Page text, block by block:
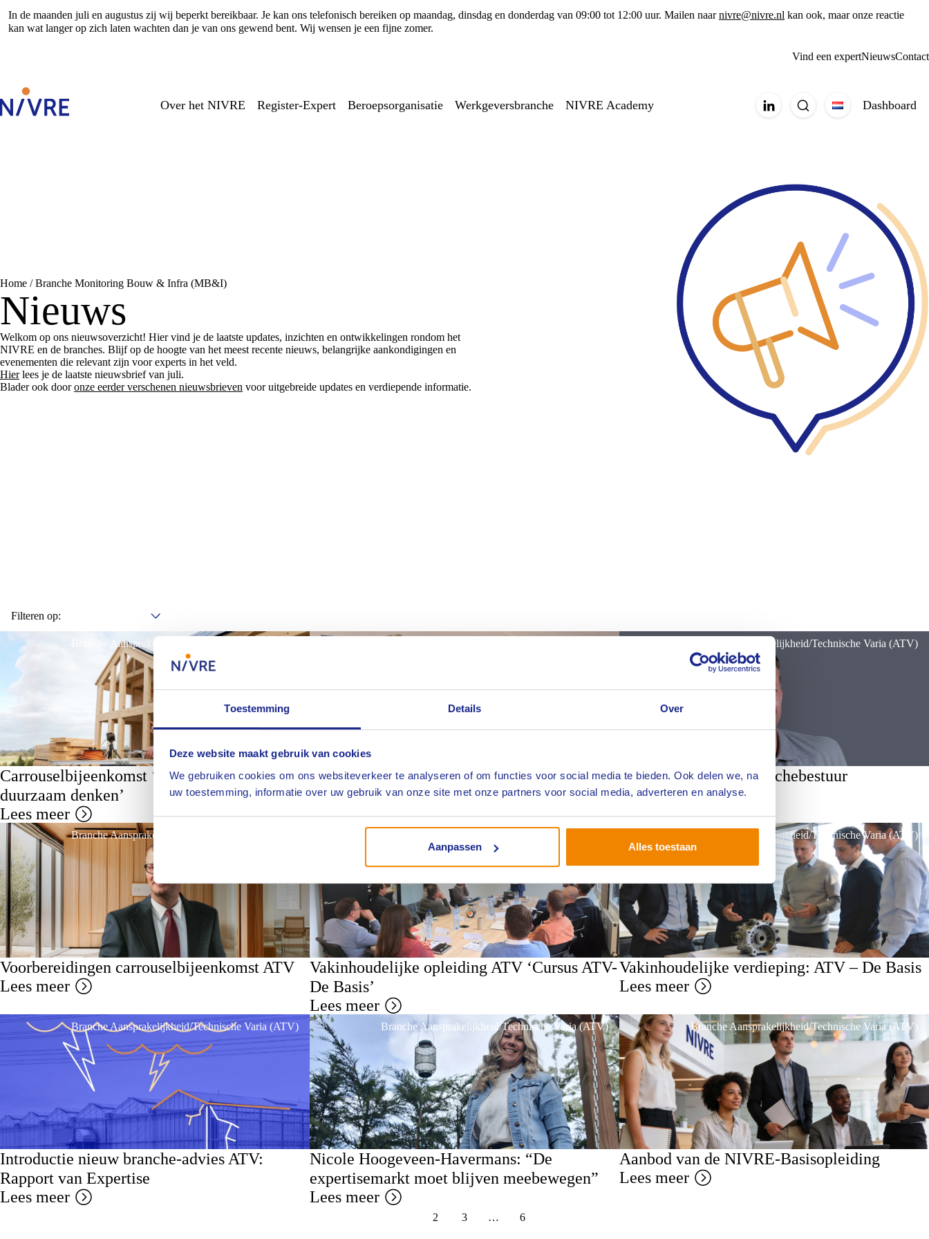
Toestemming Details Over
Deze website maakt gebruik van cookies
We gebruiken cookies om ons websiteverkeer te analyseren of om functies voor social media te bieden. Ook delen we, na
uw toestemming, informatie over uw gebruik van onze site met onze partners voor social media, adverteren en analyse.
Aanpassen Alles toestaan
In de maanden juli en augustus zij wij beperkt bereikbaar. Je kan ons telefonisch bereiken op maandag, dinsdag en donderdag van 09:00 tot 12:00 uur. Mailen naarnivre@nivre.nl kan ook, maar onze reactie
kan wat langer op zich laten wachten dan je van ons gewend bent. Wij wensen je een fijne zomer.
Vind een expertNieuwsContact
Over het NIVRE Register-Expert Beroepsorganisatie Werkgeversbranche NIVRE Academy Dashboard
Home /Branche Monitoring Bouw & Infra (MB&I)
Nieuws
Welkom op ons nieuwsoverzicht! Hier vind je de laatste updates, inzichten en ontwikkelingen rondom het
NIVRE en de branches. Blijf op de hoogte van het meest recente nieuws, belangrijke aankondigingen en
evenementen die relevant zijn voor experts in het veld.
Hierlees je de laatste nieuwsbrief van juli.
Blader ook dooronze eerder verschenen nieuwsbrieven voor uitgebreide updates en verdiepende informatie.
Filteren op:
Branche Aansprakelijkheid/Technische Varia (ATV)
Carrouselbijeenkomst ‘Slim werken,
duurzaam denken’
Lees meer
Branchebestuur in gesprek over verbinding
met de achterban
Lees meer
Branche Aansprakelijkheid/Technische Varia (ATV)
Nieuws vanuit het branchebestuur
ATV/Agrarisch MB&I
Lees meer
Branche Aansprakelijkheid/Technische Varia (ATV)
Voorbereidingen carrouselbijeenkomst ATV
Lees meer
Vakinhoudelijke opleiding ATV ‘Cursus ATV-
De Basis’
Lees meer
Branche Aansprakelijkheid/Technische Varia (ATV)
Vakinhoudelijke verdieping: ATV – De Basis
Lees meer
Branche Aansprakelijkheid/Technische Varia (ATV)
Introductie nieuw branche-advies ATV:
Rapport van Expertise
Lees meer
Branche Aansprakelijkheid/Technische Varia (ATV)
Nicole Hoogeveen-Havermans: “De
expertisemarkt moet blijven meebewegen”
Lees meer
Branche Aansprakelijkheid/Technische Varia (ATV)
Aanbod van de NIVRE-Basisopleiding
Lees meer
2 3 … 6